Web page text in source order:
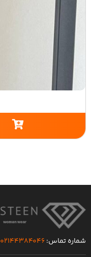
شماره تماس:۰۲۱۴۴۳۸۴۰۴۶